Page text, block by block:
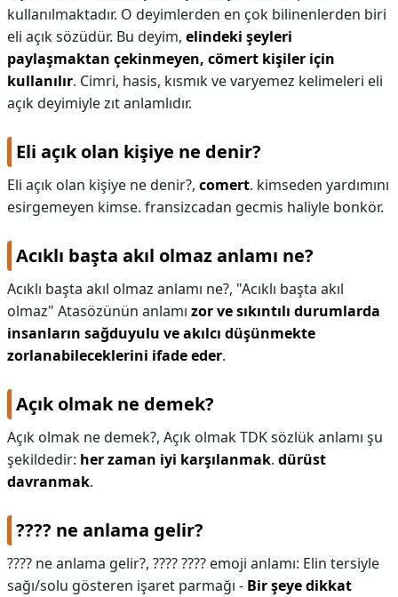
kullanılmaktadır. O deyimlerden en çok bilinenlerden biri
eli açık sözüdür. Bu deyim, elindeki şeyleri
paylaşmaktan çekinmeyen, cömert kişiler için
kullanılır. Cimri, hasis, kısmık ve varyemez kelimeleri eli
açık deyimiyle zıt anlamlıdır.
Eli açık olan kişiye ne denir?
Eli açık olan kişiye ne denir?, comert. kimseden yardımını
esirgemeyen kimse. fransizcadan gecmis haliyle bonkör.
Acıklı başta akıl olmaz anlamı ne?
Acıklı başta akıl olmaz anlamı ne?, "Acıklı başta akıl
olmaz" Atasözünün anlamı zor ve sıkıntılı durumlarda
insanların sağduyulu ve akılcı düşünmekte
zorlanabileceklerini ifade eder.
Açık olmak ne demek?
Açık olmak ne demek?, Açık olmak TDK sözlük anlamı şu
şekildedir: her zaman iyi karşılanmak. dürüst
davranmak.
???? ne anlama gelir?
???? ne anlama gelir?, ???? ???? emoji anlamı: Elin tersiyle
sağı/solu gösteren işaret parmağı - Bir şeye dikkat